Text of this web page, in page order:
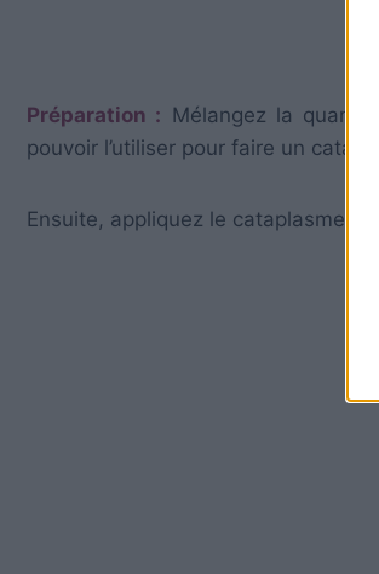
Préparation : Mélangez la
pouvoir l’utiliser pour faire un
Ensuite, appliquez le cataplasme